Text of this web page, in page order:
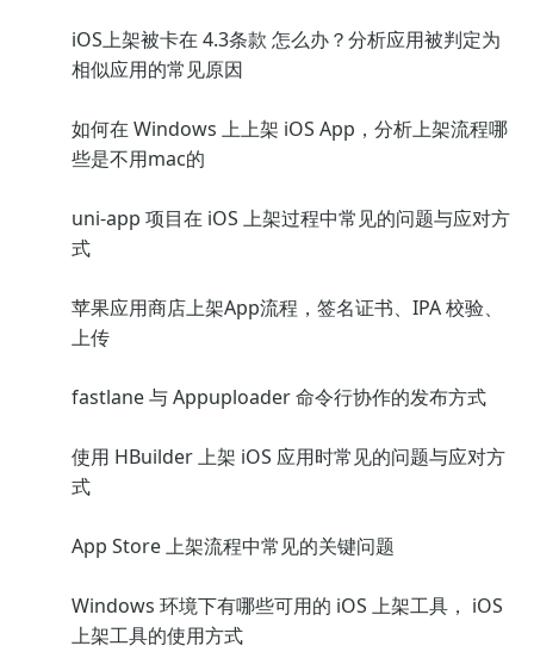
iOS上架被卡在 4.3条款 怎么办？分析应用被判定为
相似应用的常见原因
如何在 Windows 上上架 iOS App，分析上架流程哪
些是不用mac的
uni-app 项目在 iOS 上架过程中常见的问题与应对方
式
苹果应用商店上架App流程，签名证书、IPA 校验、
上传
fastlane 与 Appuploader 命令行协作的发布方式
使用 HBuilder 上架 iOS 应用时常见的问题与应对方
式
App Store 上架流程中常见的关键问题
Windows 环境下有哪些可用的 iOS 上架工具， iOS
上架工具的使用方式